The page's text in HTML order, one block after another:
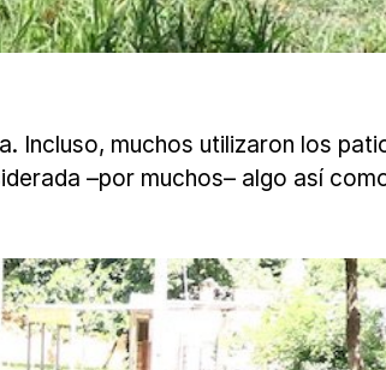
Incluso, muchos utilizaron los
–por muchos– algo así